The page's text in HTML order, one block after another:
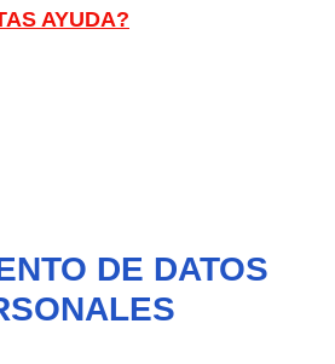
AYUDA?
DE DATOS